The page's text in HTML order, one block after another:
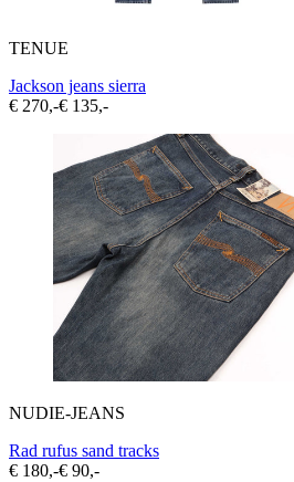
TENUE
Jackson jeans sierra
€ 270,-€ 135,-
NUDIE-JEANS
Rad rufus sand tracks
€ 180,-€ 90,-